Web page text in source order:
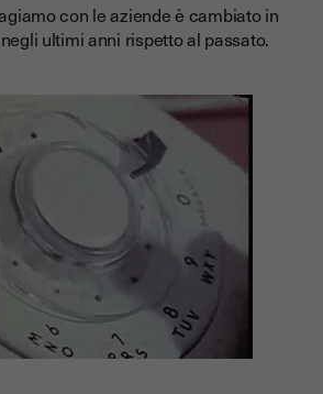
con le aziende è cambiato in
ultimi anni rispetto al passato.